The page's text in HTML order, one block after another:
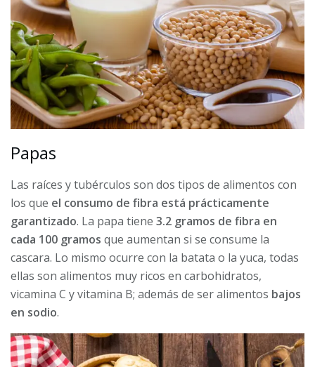
Papas
Las raíces y tubérculos son dos tipos de alimentos con
los que el consumo de fibra está prácticamente
garantizado. La papa tiene 3.2 gramos de fibra en
cada 100 gramos que aumentan si se consume la
cascara. Lo mismo ocurre con la batata o la yuca, todas
ellas son alimentos muy ricos en carbohidratos,
vicamina C y vitamina B; además de ser alimentos bajos
en sodio.